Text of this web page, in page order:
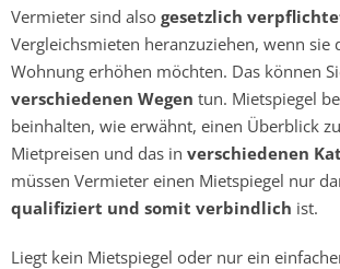
Vermieter sind also gesetzlich
Vergleichsmieten heranzuziehen, wenn sie
Wohnung erhöhen möchten. Das können
verschiedenen Wegen tun. Mietspiegel
beinhalten, wie erwähnt, einen Überblick
Mietpreisen und das in verschiedenen
müssen Vermieter einen Mietspiegel nur
qualifiziert und somit verbindlich ist.
Liegt kein Mietspiegel oder nur ein